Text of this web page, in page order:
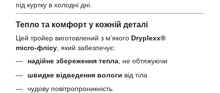
під куртку в холодні дні.
Тепло та комфорт у кожній деталі
Цей тройер виготовлений з м’якого Dryplexx®
micro‑флісу , який забезпечує:
надійне збереження тепла , не обтяжуючи
швидке відведення вологи від тіла
чудову повітропроникність